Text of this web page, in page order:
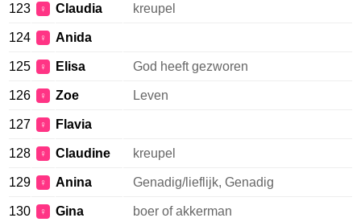
123 ♀ Claudia kreupel
124 ♀ Anida
125 ♀ Elisa God heeft gezworen
126 ♀ Zoe Leven
127 ♀ Flavia
128 ♀ Claudine kreupel
129 ♀ Anina Genadig/lieflijk, Genadig
130 ♀ Gina boer of akkerman